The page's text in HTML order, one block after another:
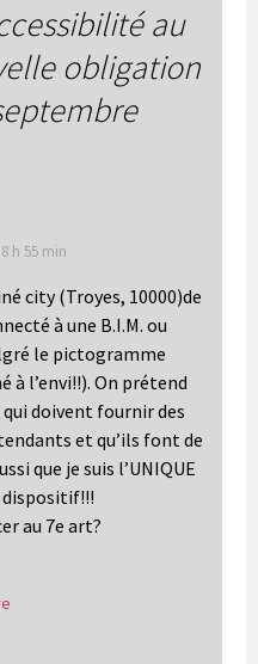
au
obligation
h 55 min
city (Troyes, 10000)de
à une B.I.M. ou
le pictogramme
à l’envi!!). On prétend
doivent fournir des
et qu’ils font de
que je suis l’UNIQUE
dispositif!!!
au 7e art?